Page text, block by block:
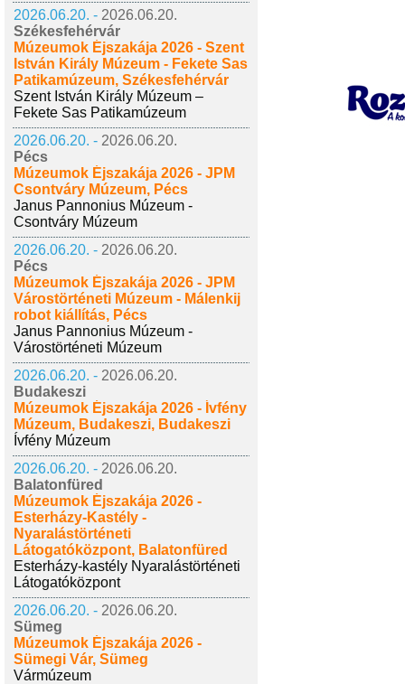
2026.06.20. - 2026.06.20.
Székesfehérvár
Múzeumok Éjszakája 2026 - Szent
István Király Múzeum - Fekete Sas
Patikamúzeum, Székesfehérvár
Szent István Király Múzeum –
Fekete Sas Patikamúzeum
2026.06.20. - 2026.06.20.
Pécs
Múzeumok Éjszakája 2026 - JPM
Csontváry Múzeum, Pécs
Janus Pannonius Múzeum -
Csontváry Múzeum
2026.06.20. - 2026.06.20.
Pécs
Múzeumok Éjszakája 2026 - JPM
Várostörténeti Múzeum - Málenkij
robot kiállítás, Pécs
Janus Pannonius Múzeum -
Várostörténeti Múzeum
2026.06.20. - 2026.06.20.
Budakeszi
Múzeumok Éjszakája 2026 - Ívfény
Múzeum, Budakeszi, Budakeszi
Ívfény Múzeum
2026.06.20. - 2026.06.20.
Balatonfüred
Múzeumok Éjszakája 2026 -
Esterházy-Kastély -
Nyaralástörténeti
Látogatóközpont, Balatonfüred
Esterházy-kastély Nyaralástörténeti
Látogatóközpont
2026.06.20. - 2026.06.20.
Sümeg
Múzeumok Éjszakája 2026 -
Sümegi Vár, Sümeg
Vármúzeum